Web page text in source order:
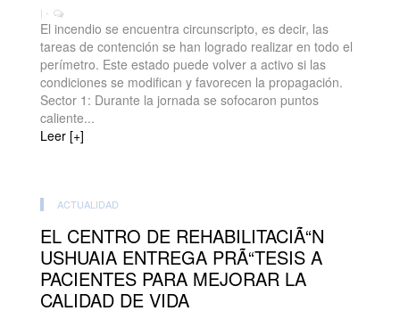
| -
El incendio se encuentra circunscripto, es decir, las
tareas de contención se han logrado realizar en todo el
perímetro. Este estado puede volver a activo si las
condiciones se modifican y favorecen la propagación.
Sector 1: Durante la jornada se sofocaron puntos
caliente...
Leer [+]
ACTUALIDAD
EL CENTRO DE REHABILITACIÃ“N
USHUAIA ENTREGA PRÃ“TESIS A
PACIENTES PARA MEJORAR LA
CALIDAD DE VIDA